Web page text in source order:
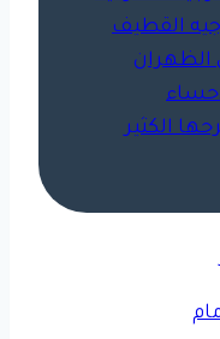
القطيف
الظهران
الكثير